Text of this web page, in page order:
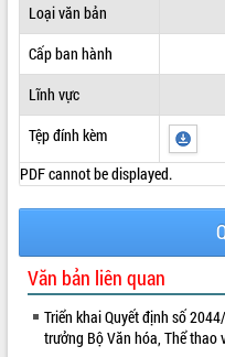
Loại văn bản
Cấp ban hành
Lĩnh vực
Tệp đính kèm
PDF cannot be displayed.
Văn bản liên quan
Triển khai Quyết định số
trưởng Bộ Văn hóa, Thể thao